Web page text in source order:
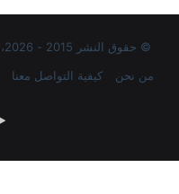
© حقوق النشر 2015 - 2026، جميع الحقوق محفوظة | الصفحة العربية
من نحن
كيفية التواصل معنا